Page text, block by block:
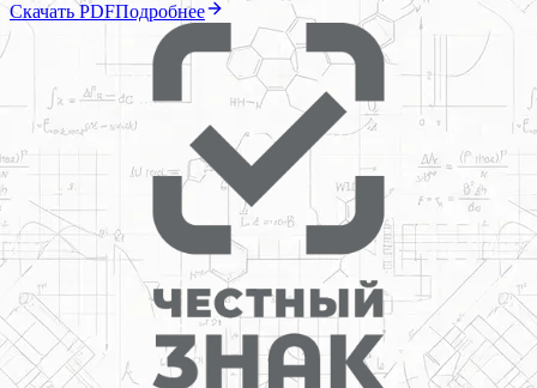
Скачать PDFПодробнее